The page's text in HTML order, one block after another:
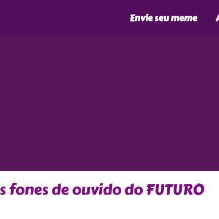
Envie seu meme
de ouvido do FUTURO